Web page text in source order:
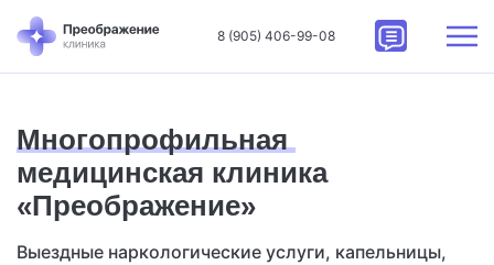
8 (905) 406-99-08
Многопрофильная
медицинская клиника
«Преображение»
Выездные наркологические услуги, капельницы,